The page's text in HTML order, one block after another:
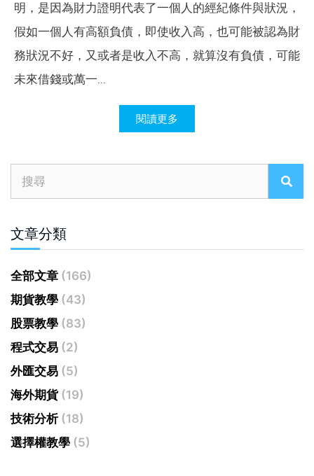
明，是因為財力證明代表了一個人的經紀條件與狀況，
假如一個人有高額負債，即使收入高，也可能被認為財
務狀況不好，又或者是收入不高，就算沒有負債，可能
未來借錢或萬一...
閱讀更多
文章分類
全部文章 (166)
期貨教學 (43)
股票教學 (83)
程式交易 (2)
外匯交易 (5)
海外期貨(19)
技術分析(18)
選擇權教學 (5)